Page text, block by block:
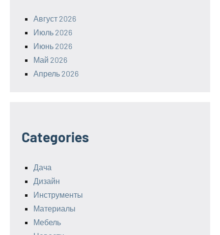
Август 2026
Июль 2026
Июнь 2026
Май 2026
Апрель 2026
Categories
Дача
Дизайн
Инструменты
Материалы
Мебель